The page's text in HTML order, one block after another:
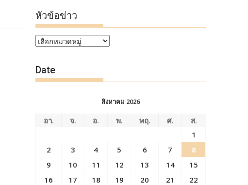
หัวข้อข่าว
หัวข้อ
Date
สิงหาคม 2026
อา. จ. อ. พ. พฤ. ศ.
ส.
1
2
3 4 5 6 7
8
9
10 11 12 13 14
15
16
17 18 19 20 21
22